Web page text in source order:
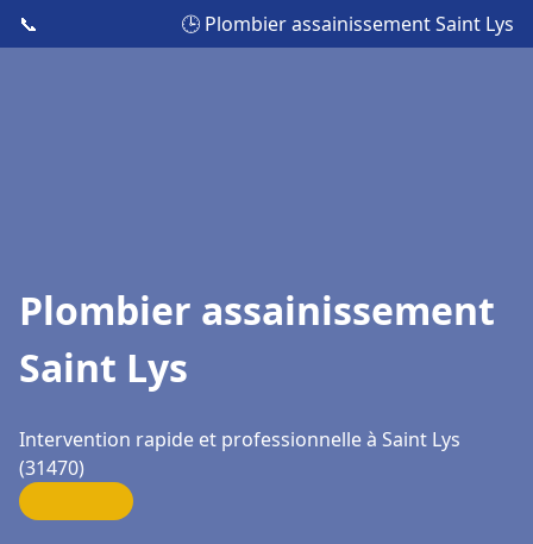
📞 🕒 Plombier assainissement Saint Lys
Plombier assainissement
Saint Lys
Intervention rapide et professionnelle à Saint Lys
(31470)